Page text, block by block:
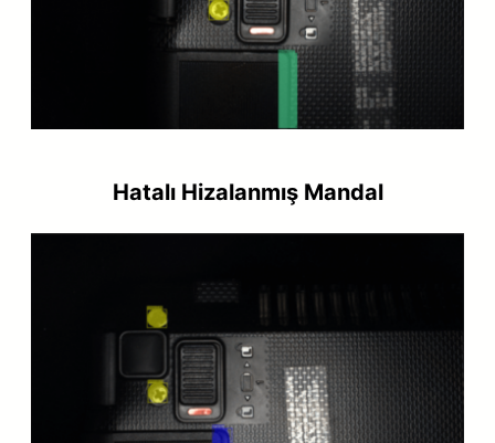
Hatalı Hizalanmış Mandal